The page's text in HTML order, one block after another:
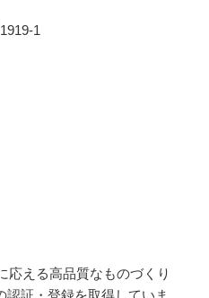
1
応える高品質なものづくり
認証・登録を取得していま